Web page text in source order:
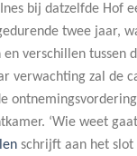
bij datzelfde Hof
twee jaar,
en verschillen tussen
verwachting zal de
‘Wie weet
schrijft aan het slot